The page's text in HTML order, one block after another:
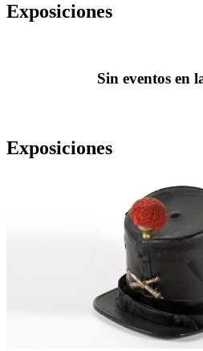
Exposiciones
Sin eventos en
Exposiciones